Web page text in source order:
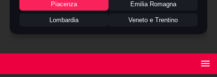
Piacenza Emilia Romagna
Lombardia Veneto e Trentino